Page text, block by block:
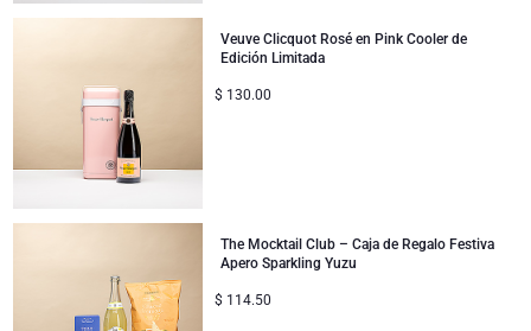
Neuhaus chocolates
Champán Pommery
Trixie bebé & niños
Regalar Veuve Clicquot
Regalos de agradecimiento
Regalos románticos
Regalos para él
Veuve Clicquot Rosé en Pink Cooler de
Edición Limitada
$ 130.00
The Mocktail Club – Caja de Regalo Festiva
Apero Sparkling Yuzu
$ 114.50